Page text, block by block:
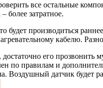
все остальные
более затратное.
будет производиться
кабелю.
его
по правилам и
Воздушный датчик будет